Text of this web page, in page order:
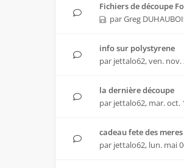
Fichiers de découpe
parGreg
info sur polystyrene
par jettalo62,ven. nov.
la dernière découpe
par jettalo62, mar. oct.
cadeau fete des meres
par jettalo62, lun. mai